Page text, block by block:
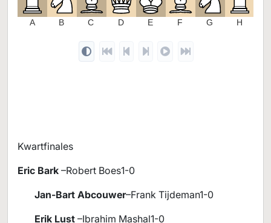
A B C D E F G H
Kwartfinales
Eric Bark –Robert Boes1-0
Jan-Bart Abcouwer–Frank Tijdeman1-0
Erik Lust –Ibrahim Mashal1-0